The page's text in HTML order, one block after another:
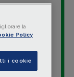
e del
i criteri
la
Policy
i cookie